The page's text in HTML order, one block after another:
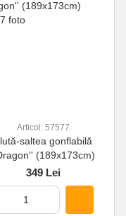
Articol: 57577
saltea gonflabilă
(189x173cm)
349 Lei